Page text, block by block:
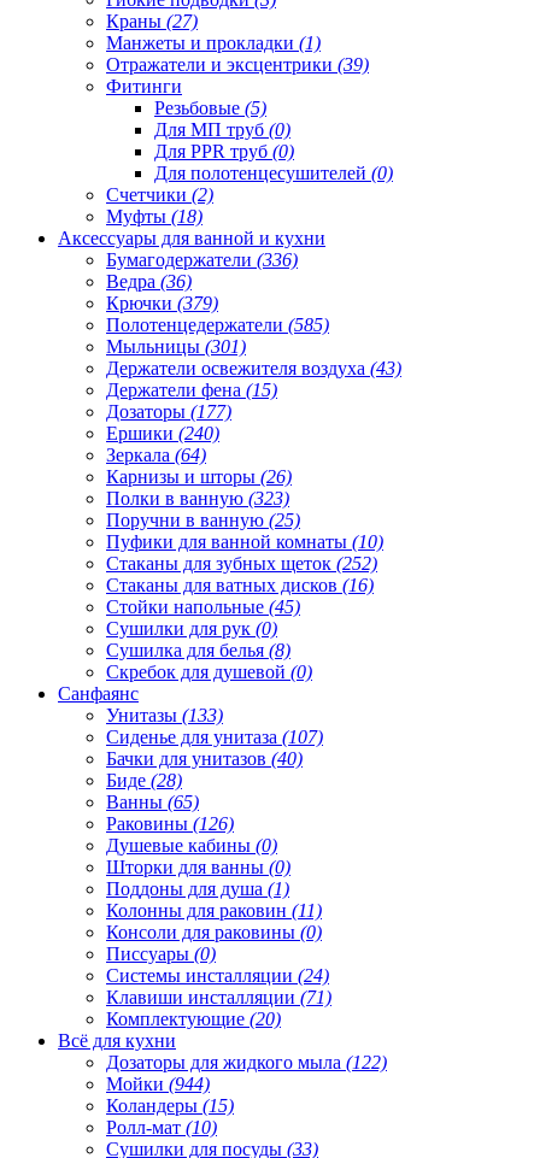
Краны (27)
Манжеты и прокладки (1)
Отражатели и эксцентрики (39)
Фитинги
Резьбовые (5)
Для МП труб (0)
Для PPR труб (0)
Для полотенцесушителей (0)
Счетчики (2)
Муфты (18)
Аксессуары для ванной и кухни
Бумагодержатели (336)
Ведра (36)
Крючки (379)
Полотенцедержатели (585)
Мыльницы (301)
Держатели освежителя воздуха (43)
Держатели фена (15)
Дозаторы (177)
Ершики (240)
Зеркала (64)
Карнизы и шторы (26)
Полки в ванную (323)
Поручни в ванную (25)
Пуфики для ванной комнаты (10)
Стаканы для зубных щеток (252)
Стаканы для ватных дисков (16)
Стойки напольные (45)
Сушилки для рук (0)
Сушилка для белья (8)
Скребок для душевой (0)
Санфаянс
Унитазы (133)
Сиденье для унитаза (107)
Бачки для унитазов (40)
Биде (28)
Ванны (65)
Раковины (126)
Душевые кабины (0)
Шторки для ванны (0)
Поддоны для душа (1)
Колонны для раковин (11)
Консоли для раковины (0)
Писсуары (0)
Системы инсталляции (24)
Клавиши инсталляции (71)
Комплектующие (20)
Всё для кухни
Дозаторы для жидкого мыла (122)
Мойки (944)
Коландеры (15)
Ролл-мат (10)
Сушилки для посуды (33)